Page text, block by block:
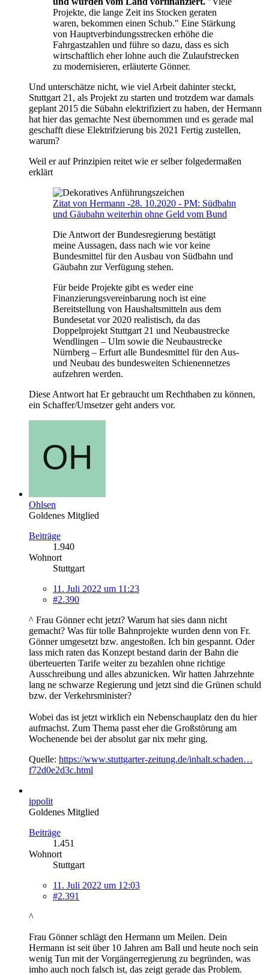
Projekte, die lange Zeit ins Stocken geraten
waren, bekommen einen Schub." Eine Stärkung
von Hauptverbindungsstrecken erhöhe die
Fahrgastzahlen und führe so dazu, dass es sich
wirtschaftlich eher lohne auch die Zulaufstrecken
zu modernisieren, erläuterte Gönner.
Und unterschätze nicht, wie viel Arbeit dahinter steckt,
Stuttgart 21, als Projekt zu starten und trotzdem war damals
geplant 2015 die Sübahn elektrifiziert zu haben, der Hermann
hat hier das gemachte Nest übernommen und es gerade mal
geschafft diese Elektrifzierung bis 2021 Fertig zustellen,
warum?
Weil er auf Prinzipien reitet wie er selber folgedermaßen
erklärt
Zitat von Hermann -28. 10.2020 - PM: Südbahn
und Gäubahn weiterhin ohne Geld vom Bund
Die Antwort der Bundesregierung bestätigt
meine Aussagen, dass nach wie vor keine
Bundesmittel für den Ausbau von Südbahn und
Gäubahn zur Verfügung stehen.
Für beide Projekte gibt es weder eine
Finanzierungsvereinbarung noch ist eine
Bereitstellung von Haushaltsmitteln aus dem
Bundesetat vor 2020 realistisch, da das
Doppelprojekt Stuttgart 21 und Neubaustrecke
Wendlingen – Ulm sowie die Neubaustrecke
Nürnberg – Erfurt alle Bundesmittel für den Aus-
und Neubau des bundesweiten Schienennetzes
aufzehren werden.
Diese Antwort hat Er gebraucht um Rechthaben zu können,
ein Schaffer/Umsetzer geht anders vor.
Ohlsen
Goldenes Mitglied
Beiträge
1.940
Wohnort
Stuttgart
11. Juli 2022 um 11:23
#2.390
^ Frau Gönner echt jetzt? Warum hat sies dann nicht
gemacht? Was für tolle Bahnprojekte wurden denn von Fr.
Gönner umgesetzt bzw. angestoßen. Ich bin gespannt. Oder
lass mich raten das Konzept bestand darin der Bahn die
überteuerten Tarife weiter zu bezahlen ohne richtige
Ausschreibung und alles abzunicken. Wir hatten Jahrzehnte
lang ne schwarze Regierung und jetzt sind die Grünen schuld
bzw. der Verkehrsminister?
Wobei das ist jetzt wirklich ein Nebenschauplatz den du hier
aufmachst. Zum Thema passt eher die Großstörung am
Wochenende bei der absolut gar nix mehr ging.
Quelle: https://www.stuttgarter-zeitung.de/inhalt.schaden…
f72d0e2d3c.html
ippolit
Goldenes Mitglied
Beiträge
1.451
Wohnort
Stuttgart
11. Juli 2022 um 12:03
#2.391
^
Frau Gönner schlägt den Hermann um Meilen. Dein
Hermann ist seit über 10 Jahren am Ball und heute noch sein
wenig Tun mit der Vorgängerregierung zu begründen, was
imho auch noch falsch ist, das zeigt gerade das Problem.